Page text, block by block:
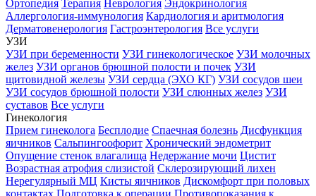
Ортопедия Терапия Неврология Эндокринология
Аллергология-иммунология Кардиология и аритмология
Дерматовенерология Гастроэнтерология Все услуги
УЗИ
УЗИ при беременности УЗИ гинекологическое УЗИ молочных
желез УЗИ органов брюшной полости и почек УЗИ
щитовидной железы УЗИ сердца (ЭХО КГ) УЗИ сосудов шеи
УЗИ сосудов брюшной полости УЗИ слюнных желез УЗИ
суставов Все услуги
Гинекология
Прием гинеколога Бесплодие Спаечная болезнь Дисфункция
яичников Сальпингоофорит Хронический эндометрит
Опущение стенок влагалища Недержание мочи Цистит
Возрастная атрофия слизистой Склерозирующий лихен
Нерегулярный МЦ Кисты яичников Дискомфорт при половых
контактах Подготовка к операции Противопоказания к